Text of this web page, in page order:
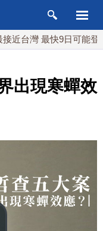
灣 最快9日可能登陸中國
出現寒蟬效